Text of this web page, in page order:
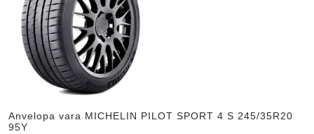
Anvelopa vara MICHELIN PILOT SPORT 4 S 245/35R20
95Y